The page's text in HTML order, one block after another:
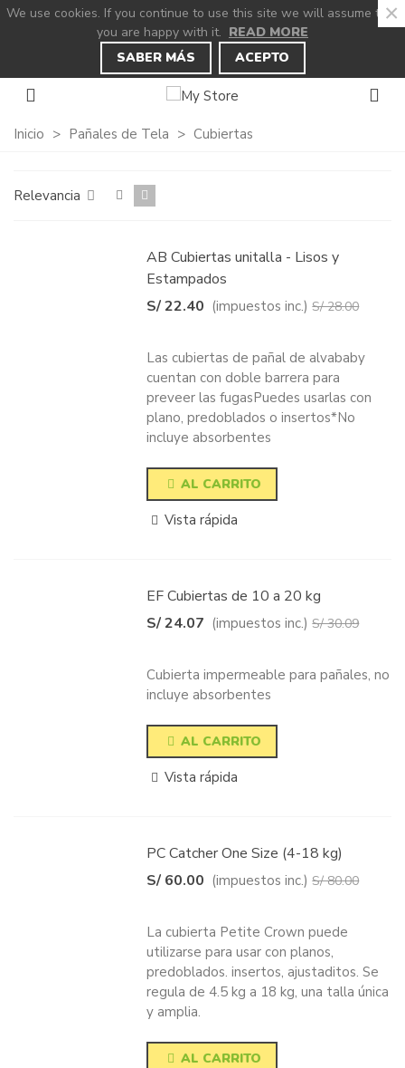
Añadir a la lista de deseos
add_circle_outline
((title))
((modalTitle))
Iniciar sesión
Debe iniciar sesión para guardar productos en
su lista de deseos.
We use cookies. If you continue to use this site we will assume that
you are happy with it. READ MORE
SABER MÁS
ACEPTO
×
Inicio > Pañales de Tela > Cubiertas
Relevancia
AB Cubiertas unitalla - Lisos y
Estampados
S/ 22.40 (impuestos inc.) S/ 28.00
Las cubiertas de pañal de alvababy
cuentan con doble barrera para
preveer las fugasPuedes usarlas con
plano, predoblados o insertos*No
incluye absorbentes
AL CARRITO
Vista rápida
EF Cubiertas de 10 a 20 kg
S/ 24.07 (impuestos inc.) S/ 30.09
Cubierta impermeable para pañales, no
incluye absorbentes
AL CARRITO
Vista rápida
PC Catcher One Size (4-18 kg)
S/ 60.00 (impuestos inc.) S/ 80.00
La cubierta Petite Crown puede
utilizarse para usar con planos,
predoblados. insertos, ajustaditos. Se
regula de 4.5 kg a 18 kg, una talla única
y amplia.
AL CARRITO